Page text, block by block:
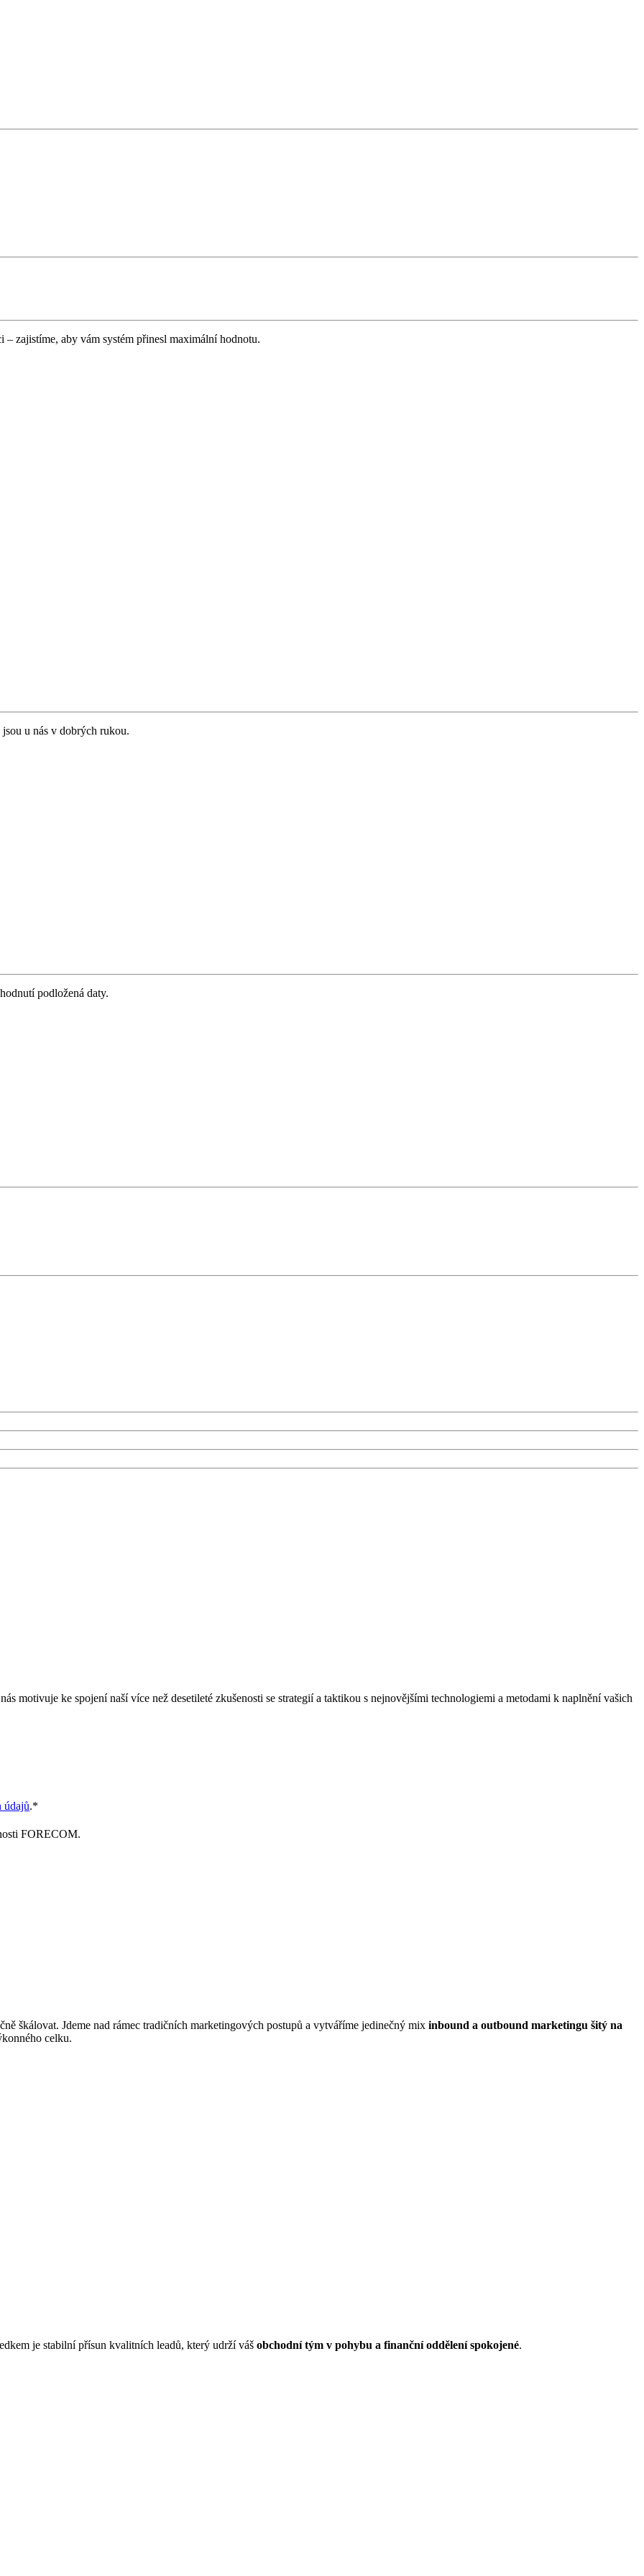
zajistíme, aby vám systém přinesl maximální hodnotu.
u nás v dobrých rukou.
podložená daty.
motivuje ke spojení naší více než desetileté zkušenosti se strategií a taktikou s nejnovějšími technologiemi a metodami k naplnění vašich
údajů.*
FORECOM.
škálovat. Jdeme nad rámec tradičních marketingových postupů a vytváříme jedinečný mix inbound a outbound marketingu šitý na
celku.
je stabilní přísun kvalitních leadů, který udrží váš obchodní tým v pohybu a finanční oddělení spokojené.